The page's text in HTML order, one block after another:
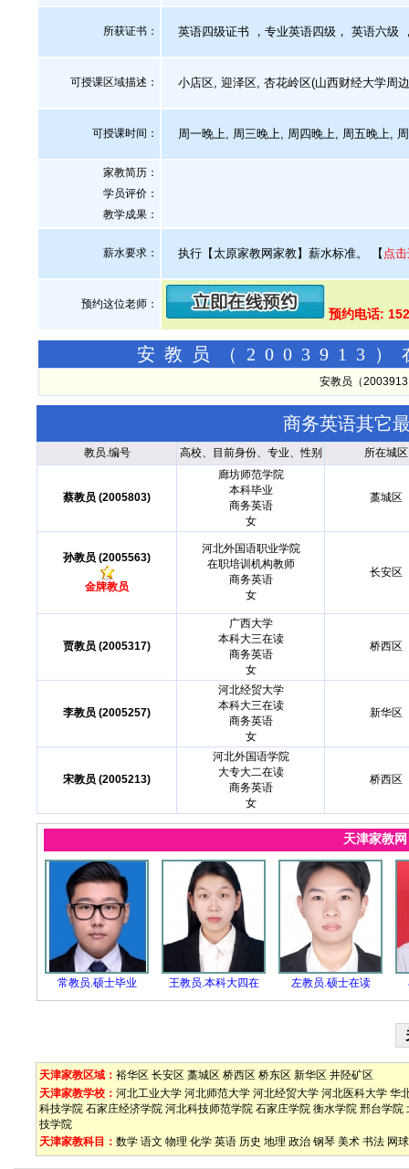
所获证书 ： 英语四级证书 ，专业英语四级， 英语六级
可授课区域描述： 小店区, 迎泽区, 杏花岭区(山西财经大学周
可授课时间： 周一晚上, 周三晚上, 周四晚上, 周五晚上,
家教简历：
学员评价：
教学成果：
薪水要求： 执行【太原家教网家教】薪水标准。 【 点
预约这位老师：
预约电话:
安教员（2003913）
安教员（
商务英语其它
教员.编号 高校、目前身份、专业、性别 所在城区
蔡教员 (2005803)
廊坊师范学院
本科毕业
商务英语
女
藁城区
孙教员 (2005563)
金牌教员
河北外国语职业学院
在职培训机构教师
商务英语
女
长安区
贾教员 (2005317)
广西大学
本科大三在读
商务英语
女
桥西区
李教员 (2005257)
河北经贸大学
本科大三在读
商务英语
女
新华区
宋教员 (2005213)
河北外国语学院
大专大二在读
商务英语
女
桥西区
天津家教
常教员.硕士毕业 王教员.本科大四在 左教员.硕士在读
天津家教区域： 裕华区 长安区 藁城区 桥西区 桥东区 新华区 井陉矿区
天津家教学校： 河北工业大学 河北师范大学 河北经贸大学 河北医科大学 华
科技学院 石家庄经济学院 河北科技师范学院 石家庄学院 衡水学院 邢台学院
技学院
天津家教科目： 数学 语文 物理 化学 英语 历史 地理 政治 钢琴 美术 书法 网球